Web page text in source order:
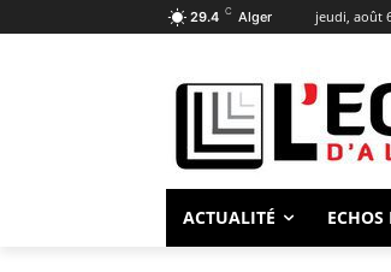
29.4 C Alger jeudi, août
ACTUALITÉ ECHOS